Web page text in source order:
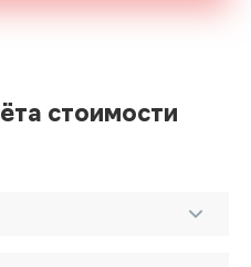
стоимости